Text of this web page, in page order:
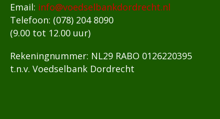
Email: info@voedselbankdordrecht.nl
Telefoon: (078) 204 8090
(9.00 tot 12.00 uur)
Rekeningnummer: NL29 RABO 0126220395
t.n.v. Voedselbank Dordrecht